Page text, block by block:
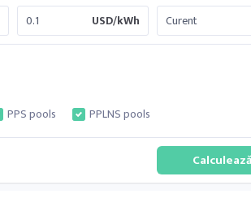
USD/kWh
PPS pools PPLNS pools